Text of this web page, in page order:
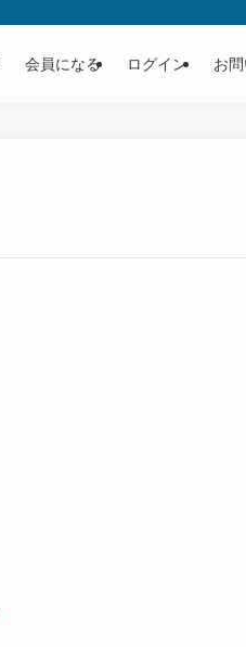
会員になる ログイン お